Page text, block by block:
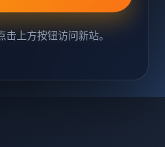
上方按钮访问新站。